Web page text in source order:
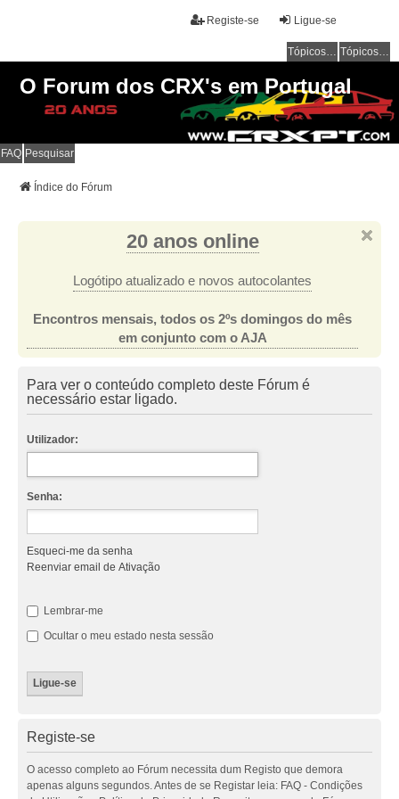
Ligue-se
Registe-se
Tópicos sem resposta Tópicos ativos
O Forum dos CRX's em Portugal
FAQ Pesquisar
Índice do Fórum
20 anos online
Logótipo atualizado e novos autocolantes
Encontros mensais, todos os 2ºs domingos do mês
em conjunto com o AJA
Para ver o conteúdo completo deste Fórum é
necessário estar ligado.
Utilizador:
Senha:
Esqueci-me da senha
Reenviar email de Ativação
Lembrar-me
Ocultar o meu estado nesta sessão
Registe-se
O acesso completo ao Fórum necessita dum Registo que demora
apenas alguns segundos. Antes de se Registar leia: FAQ - Condições